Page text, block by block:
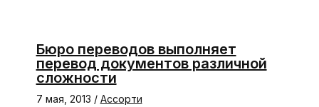
Бюро переводов выполняет
перевод документов различной
сложности
7 мая, 2013 / Ассорти